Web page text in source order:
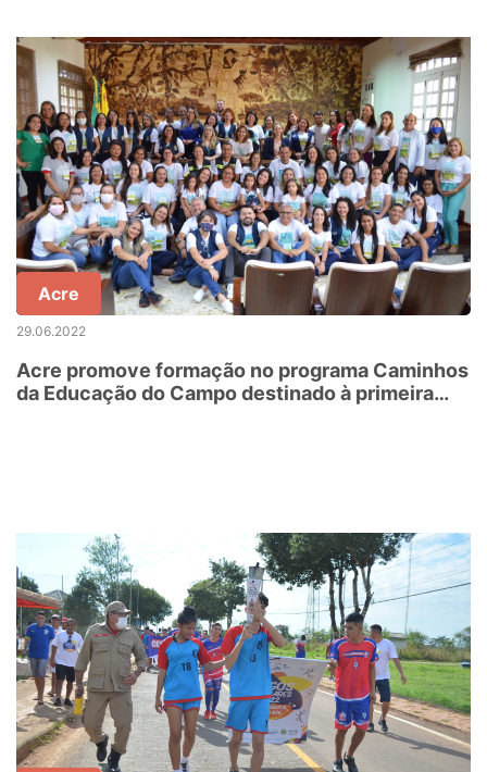
Acre
29.06.2022
Acre promove formação no programa Caminhos
da Educação do Campo destinado à primeira